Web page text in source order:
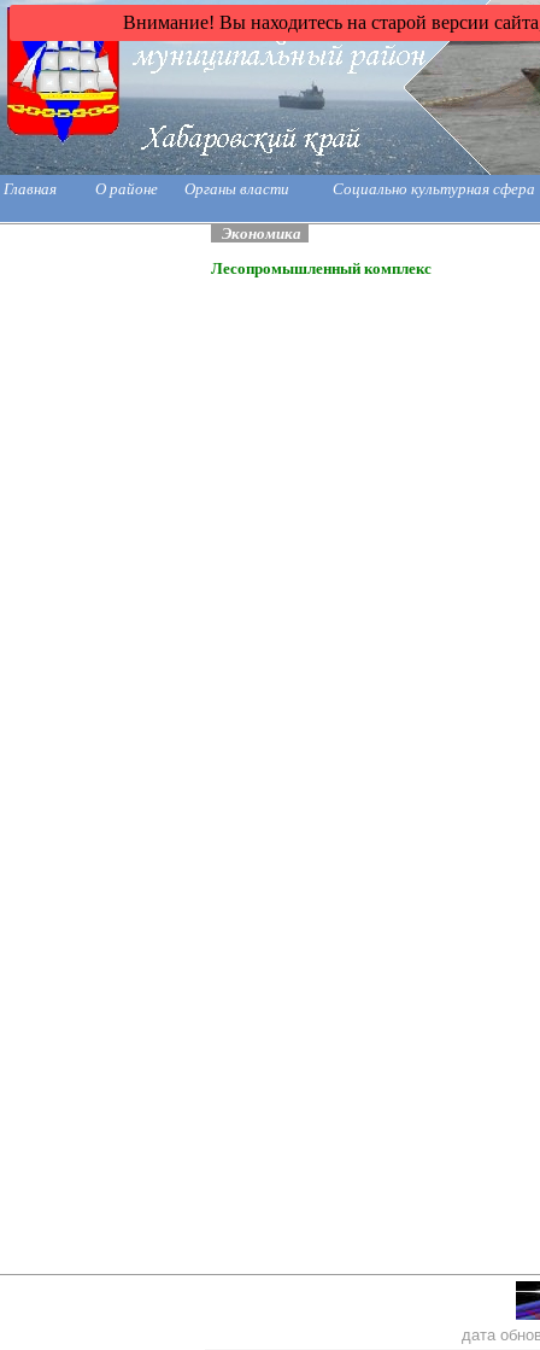
Внимание! Вы находитесь на старой версии
Главная О районе Органы власти Социально культурная сфера
Экономика
Лесопромышленный комплекс
дата